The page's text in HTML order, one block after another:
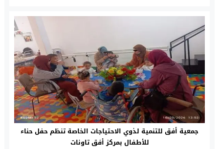
جمعية أفق للتنمية لذوي الاحتياجات الخاصة تنظم حفل حناء
للأطفال بمركز أفق تاونات